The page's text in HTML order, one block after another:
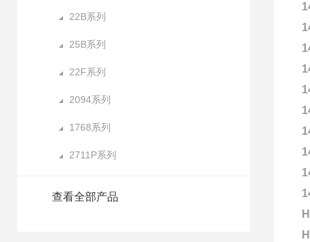
22B系列
25B系列
22F系列
2094系列
1768系列
2711P系列
查看全部产品